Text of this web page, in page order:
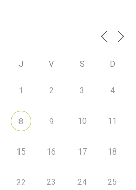
J V S D
1 2 3 4
8 9 10 11
15 16 17 18
22 23 24 25